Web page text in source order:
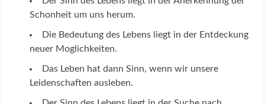
Schonheit um uns herum.
Die Bedeutung des Lebens liegt in der Entdeckung
neuer Moglichkeiten.
Das Leben hat dann Sinn, wenn wir unsere
Leidenschaften ausleben.